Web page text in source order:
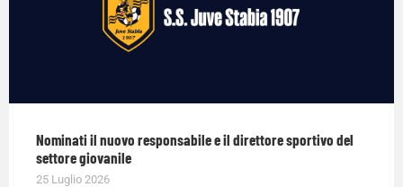
Nominati il nuovo responsabile e il direttore sportivo del
settore giovanile
25 Luglio 2026